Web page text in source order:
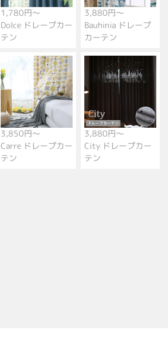
1,780円～
Dolce ドレープカー
テン
3,880円～
Bauhinia ドレープ
カーテン
3,850円～
Carre ドレープカー
テン
3,880円～
City ドレープカー
テン